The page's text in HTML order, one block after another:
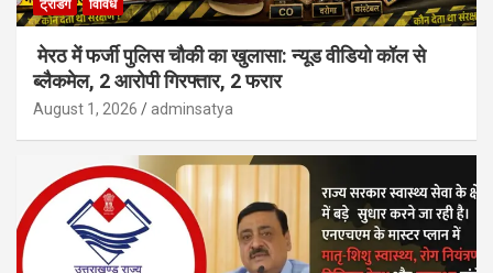
ट्रेंडिंग विविध
मेरठ में फर्जी पुलिस चौकी का खुलासा: न्यूड वीडियो कॉल से
ब्लैकमेल, 2 आरोपी गिरफ्तार, 2 फरार
August 1, 2026 adminsatya